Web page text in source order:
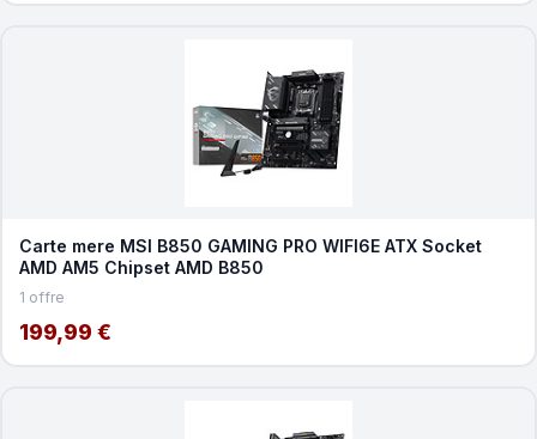
Carte mere MSI B850 GAMING PRO WIFI6E ATX Socket
AMD AM5 Chipset AMD B850
1 offre
199,99 €